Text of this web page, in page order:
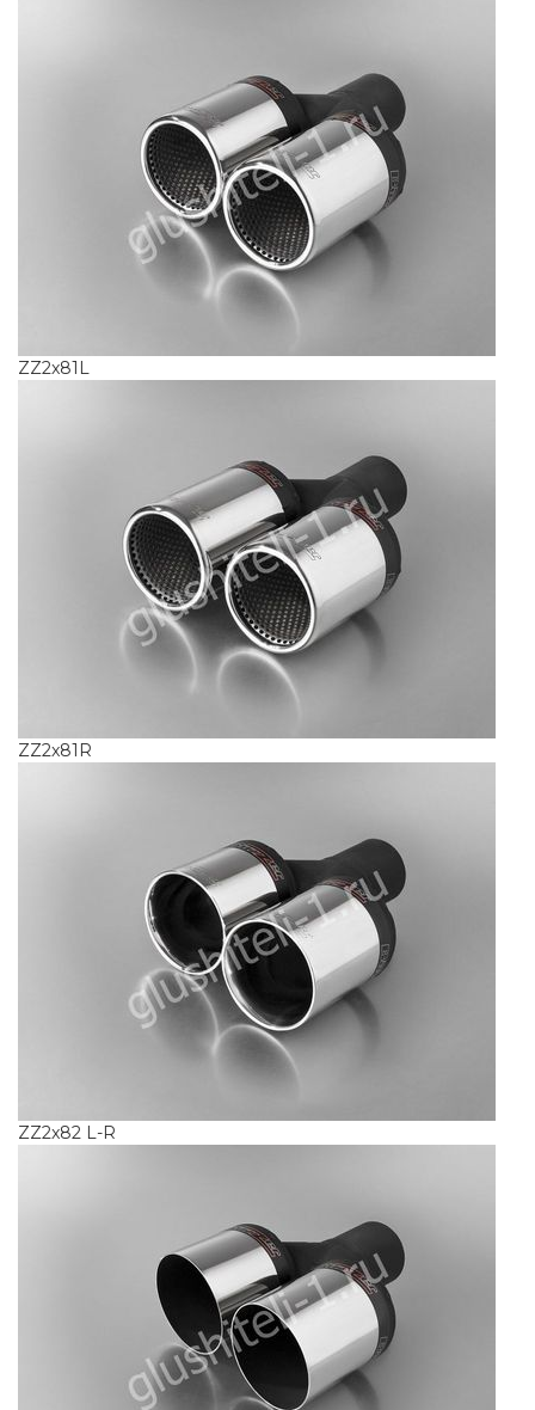
ZZ2x81L
ZZ2x81R
ZZ2x82 L-R